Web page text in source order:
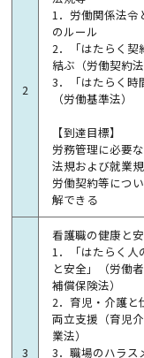
2
1．労働関係法令
のルール
2．「はたらく契
結ぶ（労働契約法
3．「はたらく時
（労働基準法）
【到達目標】
労務管理に必要
法規および就業
労働契約等につ
解できる
3
看護職の健康と
1．「はたらく人
と安全」（労働
補償保険法）
2．育児・介護と
両立支援（育児
業法）
3．職場のハラス